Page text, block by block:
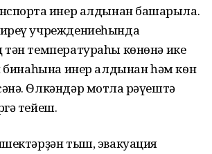
инер алдынан башҡарыла.
учреждениеһында
тән температураһы кѳнѳнә ике
бинаһына инер алдынан һәм кѳн
Ѳлкәндәр мотлаҡ рәүештә
тейеш.
тыш, эвакуация